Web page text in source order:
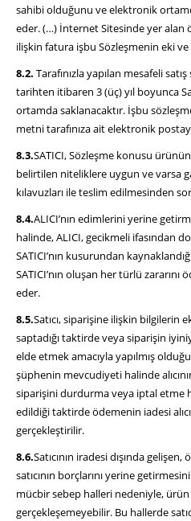
sahibi olduğunu ve elektronik
eder. (…) İnternet Sitesinde yer alan
ilişkin fatura işbu Sözleşmenin eki ve
8.2. Tarafınızla yapılan mesafeli
tarihten itibaren 3 (üç) yıl boyunca
ortamda saklanacaktır. İşbu
metni tarafınıza ait elektronik
8.3.SATICI, Sözleşme konusu
belirtilen niteliklere uygun ve varsa
kılavuzları ile teslim edilmesinden
8.4.ALICI’nın edimlerini yerine
halinde, ALICI, gecikmeli ifasından
SATICI’nın kusurundan
SATICI’nın oluşan her türlü
eder.
8.5.Satıcı, siparişine ilişkin bilgilerin
saptadığı taktirde veya siparişin
elde etmek amacıyla yapılmış
şüphenin mevcudiyeti halinde
siparişini durdurma veya iptal etme
edildiği taktirde ödemenin iadesi
gerçekleştirilir.
8.6.Satıcının iradesi dışında
satıcının borçlarını yerine
mücbir sebep halleri nedeniyle,
gerçekleşemeyebilir. Bu hallerde